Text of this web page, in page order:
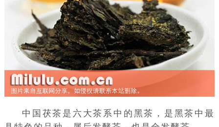
中国茯茶是六大茶系中的黑茶，是黑茶中最